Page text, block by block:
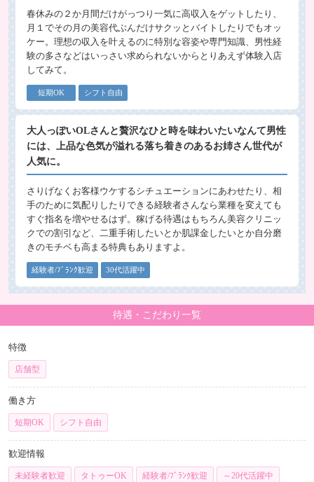
春休みの２か月間だけがっつり一気に高収入をゲットしたり、
月１でその月の美容代ぶんだけサクッとバイトしたりでもオッ
ケー。理想の収入を叶えるのに特別な容姿や専門知識、男性経
験の多さなどはいっさい求められないからとりあえず体験入店
してみて。
短期OK シフト自由
大人っぽいOLさんと贅沢なひと時を味わいたいなんて男性
には、上品な色気が溢れる落ち着きのあるお姉さん世代が
人気に。
さりげなくお客様ウケするシチュエーションにあわせたり、相
手のために気配りしたりできる経験者さんなら業種を変えても
すぐ指名を増やせるはず。稼げる待遇はもちろん美容クリニッ
クでの割引など、二重手術したいとか肌課金したいとか自分磨
きのモチベも高まる特典もありますよ。
経験者/ﾌﾞﾗﾝｸ歓迎 30代活躍中
待遇・こだわり一覧
特徴
店舗型
働き方
短期OK シフト自由
歓迎情報
未経験者歓迎 タトゥーOK 経験者/ﾌﾞﾗﾝｸ歓迎 ～20代活躍中